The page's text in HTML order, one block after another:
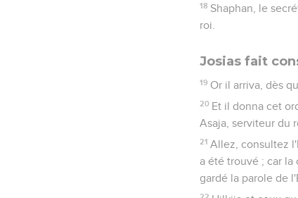
18 Shaphan, le
roi.
Josias fait
19 Or il arriva, dès
20 Et il donna cet
Asaja, serviteur du
21 Allez, consultez
a été trouvé ; car
gardé la parole de
22